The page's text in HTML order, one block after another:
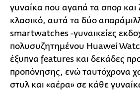
γυναίκα που αγαπά τα σπορ και
κλασικό, αυτά τα δύο
smartwatches -γυναικείες
πολυσυζητημένου Huawei
έξυπνα features και δεκάδες
προπόνησης, ενώ ταυτόχρονα
στυλ και «αέρα» σε κάθε